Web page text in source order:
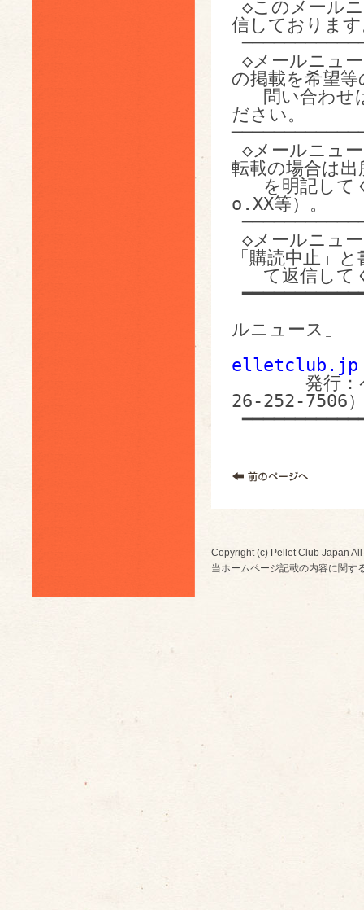
信しておりま
───────────────────────────────────
の掲載を希望等
問い合わ
ださい。
転載の場合は出
o.XX等）。
───────────────────────────────────
「購読中止」
━━━━━━━━━━━━━━━━━━━━━━━━━━━━━━━━━━━
ルニュース」
elletclub.jp
26-252-7506
Copyright (c) Pellet Club Japan
当ホームページ記載の内容に関す